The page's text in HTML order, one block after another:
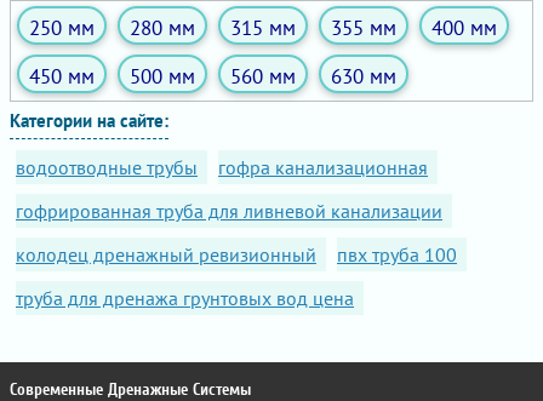
250 мм 280 мм 315 мм 355 мм
400 мм
450 мм
500 мм 560 мм 630 мм
Категории на сайте:
водоотводные трубы
гофра канализационная
гофрированная труба для ливневой канализации
колодец дренажный ревизионный
пвх труба 100
труба для дренажа грунтовых вод цена
Современные Дренажные Системы